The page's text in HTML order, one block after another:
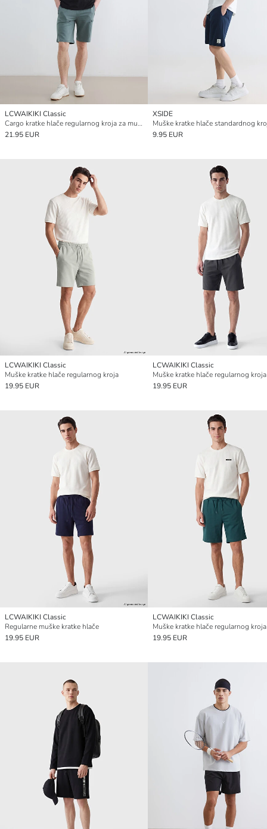
LCWAIKIKI Classic
Cargo kratke hlače regularnog kroja za muškarce
21.95 EUR
XSIDE
Muške kratke hlače standardnog
9.95 EUR
LCWAIKIKI Classic
Muške kratke hlače regularnog kroja
19.95 EUR
LCWAIKIKI Classic
Muške kratke hlače regularnog kroja
19.95 EUR
LCWAIKIKI Classic
Regularne muške kratke hlače
19.95 EUR
LCWAIKIKI Classic
Muške kratke hlače regularnog kroja
19.95 EUR